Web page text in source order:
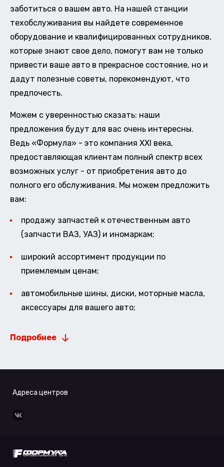
заботиться о вашем авто. На нашей станции
техобслуживания вы найдете современное
оборудование и квалифицированных сотрудников,
которые знают свое дело, помогут вам не только
привести ваше авто в прекрасное состояние, но и
дадут полезные советы, порекомендуют, что
предпочесть.
Можем с уверенностью сказать: наши
предложения будут для вас очень интересны.
Ведь «Формула» - это компания XXI века,
предоставляющая клиентам полный спектр всех
возможных услуг - от приобретения авто до
полного его обслуживания. Мы можем предложить
вам:
продажу запчастей к отечественным авто
(запчасти ВАЗ, УАЗ) и иномаркам;
широкий ассортимент продукции по
приемлемым ценам;
автомобильные шины, диски, моторные масла,
аксессуары для вашего авто;
Подробнее
Адреса центров